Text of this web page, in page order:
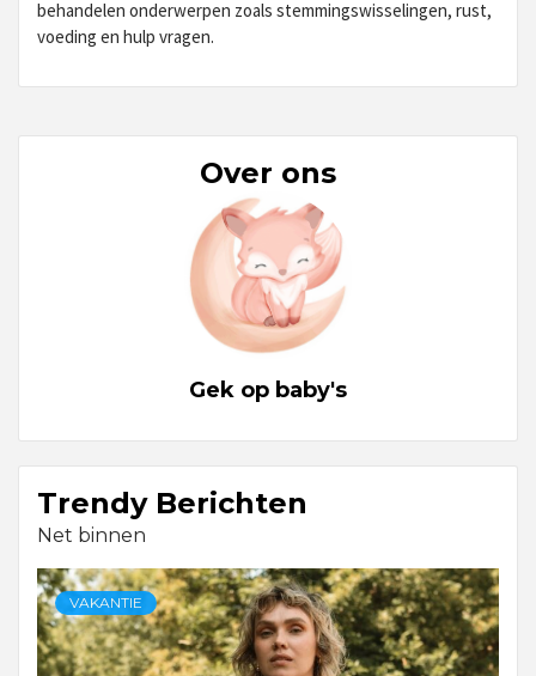
behandelen onderwerpen zoals stemmingswisselingen, rust,
voeding en hulp vragen.
Over ons
Gek op baby's
Trendy Berichten
Net binnen
VAKANTIE